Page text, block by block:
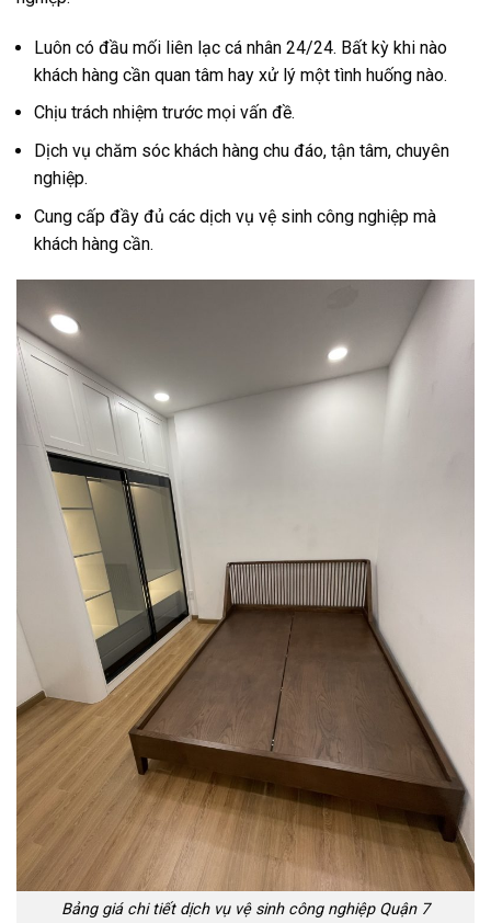
Luôn có đầu mối liên lạc cá nhân 24/24. Bất kỳ khi nào
khách hàng cần quan tâm hay xử lý một tình huống nào.
Chịu trách nhiệm trước mọi vấn đề.
Dịch vụ chăm sóc khách hàng chu đáo, tận tâm, chuyên
nghiệp.
Cung cấp đầy đủ các dịch vụ vệ sinh công nghiệp mà
khách hàng cần.
Bảng giá chi tiết dịch vụ vệ sinh công nghiệp Quận 7